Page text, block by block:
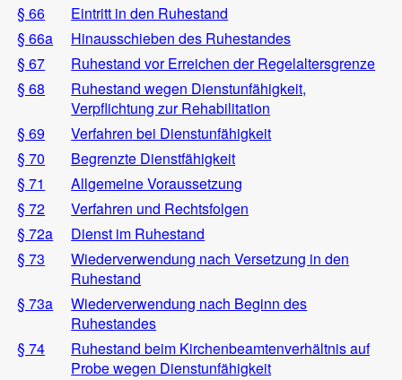
§ 66
Eintritt in den Ruhestand
§ 66a
Hinausschieben des Ruhestandes
§ 67
Ruhestand vor Erreichen der Regelaltersgrenze
§ 68
Ruhestand wegen Dienstunfähigkeit,
Verpflichtung zur Rehabilitation
§ 69
Verfahren bei Dienstunfähigkeit
§ 70
Begrenzte Dienstfähigkeit
§ 71
Allgemeine Voraussetzung
§ 72
Verfahren und Rechtsfolgen
§ 72a
Dienst im Ruhestand
§ 73
Wiederverwendung nach Versetzung in den
Ruhestand
§ 73a
Wiederverwendung nach Beginn des
Ruhestandes
§ 74
Ruhestand beim Kirchenbeamtenverhältnis auf
Probe wegen Dienstunfähigkeit